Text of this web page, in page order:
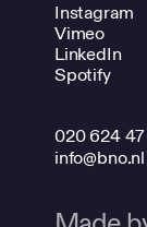
Instagram
Vimeo
LinkedIn
Spotify
020 624
info@bno.nl